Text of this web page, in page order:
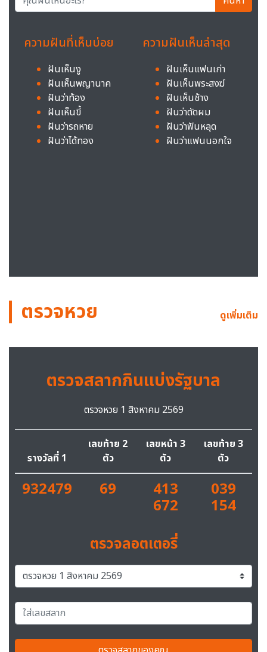
ความฝันที่เห็นบ่อย
ฝันเห็นงู
ฝันเห็นพญานาค
ฝันว่าท้อง
ฝันเห็นขี้
ฝันว่ารถหาย
ฝันว่าได้ทอง
ความฝันเห็นล่าสุด
ฝันเห็นแฟนเก่า
ฝันเห็นพระสงฆ์
ฝันเห็นช้าง
ฝันว่าตัดผม
ฝันว่าฟันหลุด
ฝันว่าแฟนนอกใจ
ตรวจหวย ดูเพิ่มเติม
ตรวจสลากกินแบ่งรัฐบาล
ตรวจหวย 1 สิงหาคม 2569
รางวัลที่ 1
เลขท้าย 2
ตัว
เลขหน้า 3
ตัว
เลขท้าย 3
ตัว
932479 69 413
672
039
154
ตรวจลอตเตอรี่